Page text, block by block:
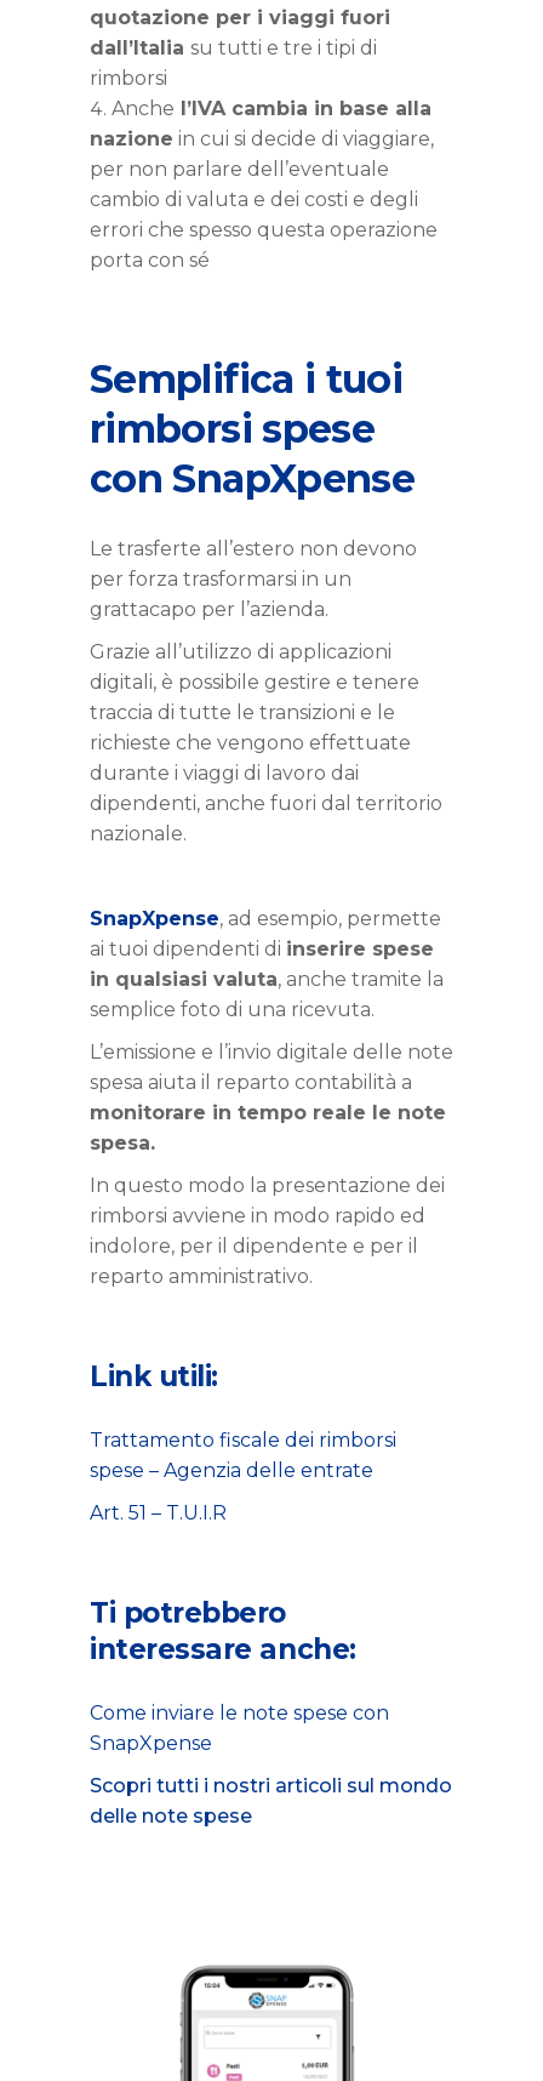
quotazione per i viaggi fuori
dall’Italia su tutti e tre i tipi di
rimborsi
Anche l’IVA cambia in base alla
nazione in cui si decide di viaggiare,
per non parlare dell’eventuale
cambio di valuta e dei costi e degli
errori che spesso questa operazione
porta con sé
Semplifica i tuoi
rimborsi spese
con SnapXpense
Le trasferte all’estero non devono
per forza trasformarsi in un
grattacapo per l’azienda.
Grazie all’utilizzo di applicazioni
digitali, è possibile gestire e tenere
traccia di tutte le transizioni e le
richieste che vengono effettuate
durante i viaggi di lavoro dai
dipendenti, anche fuori dal territorio
nazionale.
SnapXpense, ad esempio, permette
ai tuoi dipendenti di inserire spese
in qualsiasi valuta, anche tramite la
semplice foto di una ricevuta.
L’emissione e l’invio digitale delle note
spesa aiuta il reparto contabilità a
monitorare in tempo reale le note
spesa.
In questo modo la presentazione dei
rimborsi avviene in modo rapido ed
indolore, per il dipendente e per il
reparto amministrativo.
Link utili:
Trattamento fiscale dei rimborsi
spese – Agenzia delle entrate
Art. 51 – T.U.I.R
Ti potrebbero
interessare anche:
Come inviare le note spese con
SnapXpense
Scopri tutti i nostri articoli sul mondo
delle note spese